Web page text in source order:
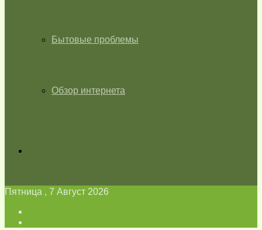
Бытовые проблемы
Обзор интернета
Пятница , 7 Август 2026